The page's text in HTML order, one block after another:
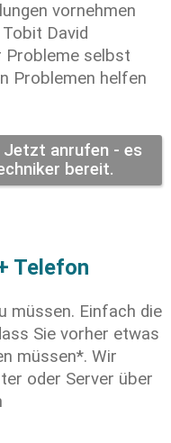
vornehmen
David
Probleme selbst
Problemen helfen
anrufen - es
bereit.
Telefon
müssen. Einfach die
Sie vorher etwas
müssen*. Wir
oder Server über